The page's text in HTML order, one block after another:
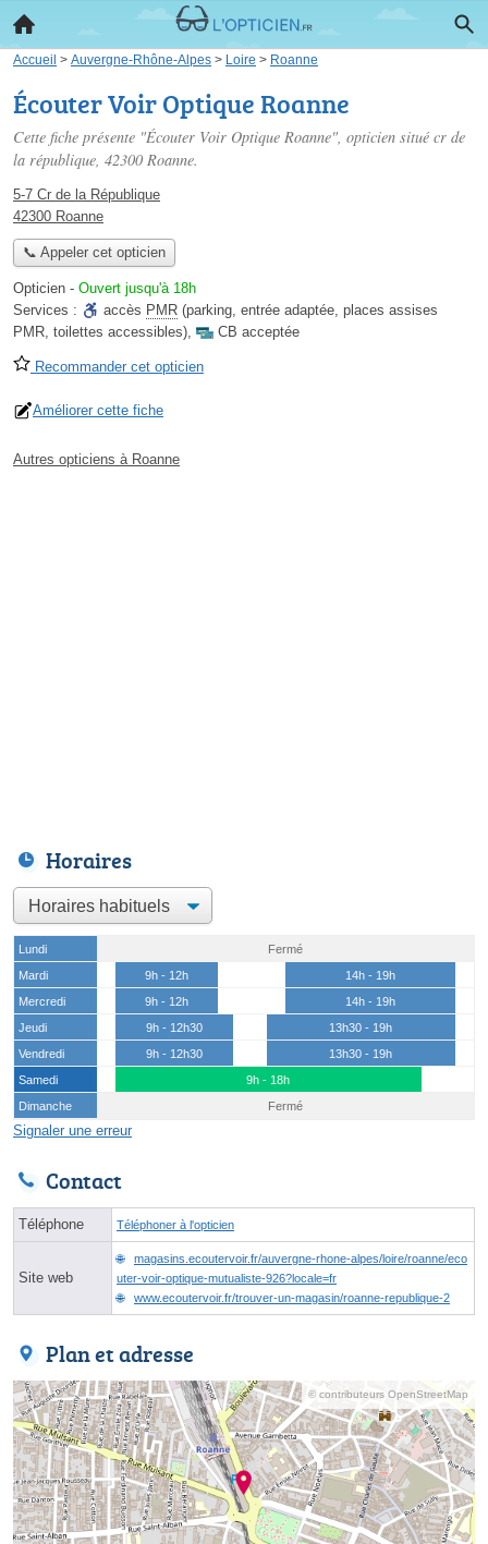
Accueil > Auvergne-Rhône-Alpes > Loire > Roanne
Écouter Voir Optique Roanne
Cette fiche présente "Écouter Voir Optique Roanne", opticien situé cr de
la république, 42300 Roanne.
5-7 Cr de la République
42300 Roanne
📞 Appeler cet opticien
Opticien - Ouvert jusqu'à 18h
Services :
accès PMR (parking, entrée adaptée, places assises
PMR, toilettes accessibles), CB acceptée
Recommander cet opticien
Améliorer cette fiche
Autres opticiens à Roanne
Horaires
Lundi
Fermé
Mardi
9h - 12h
14h - 19h
Mercredi
9h - 12h
14h - 19h
Jeudi
9h - 12h30
13h30 - 19h
Vendredi
9h - 12h30
13h30 - 19h
Samedi
9h - 18h
Dimanche
Fermé
Signaler une erreur
Contact
Téléphone Téléphoner à l'opticien
Site web
magasins.ecoutervoir.fr/auvergne-rhone-alpes/loire/roanne/eco
uter-voir-optique-mutualiste-926?locale=fr
www.ecoutervoir.fr/trouver-un-magasin/roanne-republique-2
Plan et adresse
© contributeurs OpenStreetMap